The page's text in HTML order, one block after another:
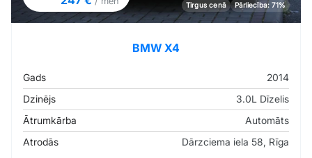
Tirgus cenā Pārliecība: 71%
BMW X4
Gads
2014
Dzinējs
3.0L Dīzelis
Ātrumkārba
Automāts
Atrodās
Dārzciema iela 58, Rīga